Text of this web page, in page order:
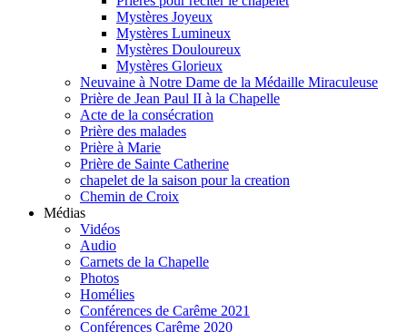
Mystères Joyeux
Mystères Lumineux
Mystères Douloureux
Mystères Glorieux
Neuvaine à Notre Dame de la Médaille Miraculeuse
Prière de Jean Paul II à la Chapelle
Acte de la consécration
Prière des malades
Prière à Marie
Prière de Sainte Catherine
chapelet de la saison pour la creation
Chemin de Croix
Médias
Vidéos
Audio
Carnets de la Chapelle
Photos
Homélies
Conférences de Carême 2021
Conférences Carême 2020